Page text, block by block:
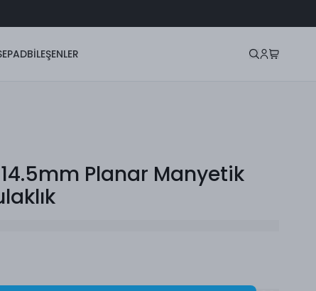
BİLEŞENLER
14.5mm Planar Manyetik